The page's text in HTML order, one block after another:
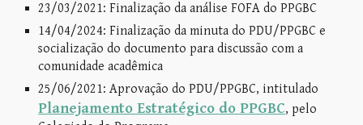
23/03/2021: Finalização da análise FOFA do PPGBC
14/04/2024: Finalização da minuta do PDU/PPGBC e
socialização do documento para discussão com a
comunidade acadêmica
25/06/2021: Aprovação do PDU/PPGBC, intitulado
Planejamento Estratégico do PPGBC, pelo